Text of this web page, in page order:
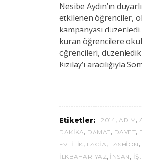
Nesibe Aydın’ın
etkilenen öğrenciler,
kampanyası
kuran öğrencilere okul
öğrencileri,
Kızılay’ı aracılığıyla
Etiketler: 2014, ADIM,
DAKIKA, DAMAT, DAVET,
EVLILIK, FACIA, FASHION ,
İLKBAHAR-YAZ, INSAN , IŞ,